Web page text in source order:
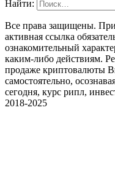
Найти:
Все права защищены. При
активная ссылка
ознакомительный
каким-либо действиям.
продаже криптовалюты
самостоятельно,
сегодня, курс рипл,
2018-2025